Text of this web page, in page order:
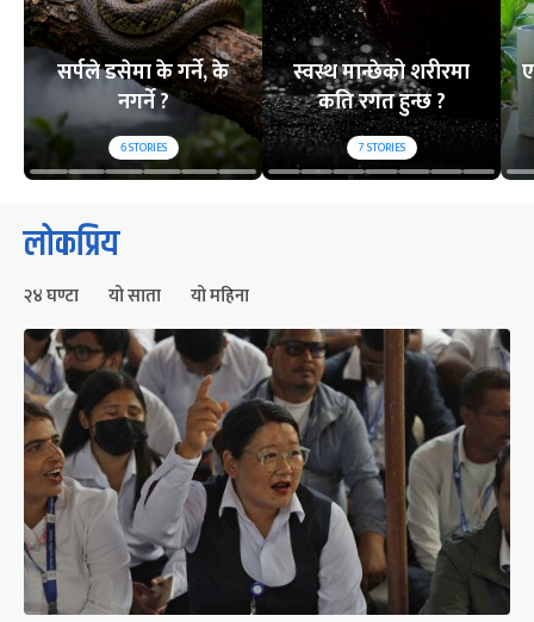
सर्पले डसेमा के गर्ने, के
नगर्ने ?
6STORIES
स्वस्थ मान्छेको शरीरमा
कति रगत हुन्छ ?
7STORIES
लोकप्रिय
२४ घण्टा यो साता यो महिना